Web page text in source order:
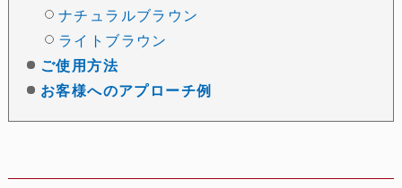
ナチュラルブラウン
ライトブラウン
ご使用方法
お客様へのアプローチ例